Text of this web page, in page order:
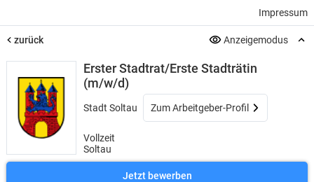
Impressum
zurück Anzeigemodus
Erster Stadtrat/Erste Stadträtin
(m/w/d)
Stadt Soltau Zum Arbeitgeber-Profil
Vollzeit
Soltau
Jetzt bewerben